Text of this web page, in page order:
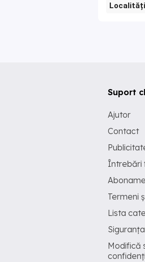
Localități
Suport
Ajutor
Contact
Întrebări
Termeni
Lista
Modifică